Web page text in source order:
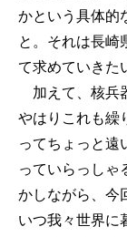
かという具体的
と。それは長崎
て求めていきた
加えて、核兵
やはりこれも繰
ってちょっと遠
っていらっしゃ
かしながら、今
いつ我々世界に